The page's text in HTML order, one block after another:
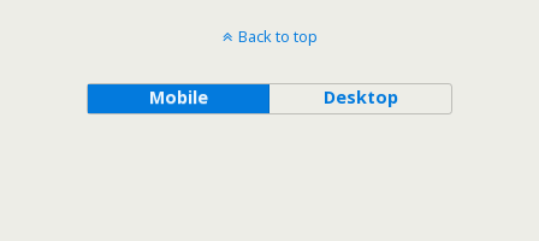
Back to top
Mobile Desktop